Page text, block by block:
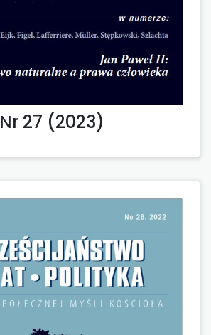
Nr 27 (2023)